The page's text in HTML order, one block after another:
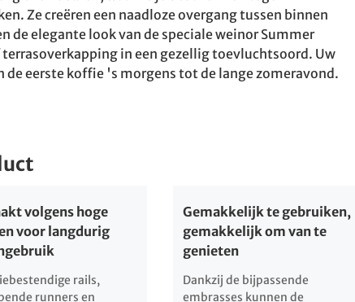
Ze creëren een naadloze overgang tussen binnen
de elegante look van de speciale weinor Summer
in een gezellig toevluchtsoord. Uw
eerste koffie 's morgens tot de lange zomeravond.
volgens hoge
voor langdurig
rails,
runners en
Gemakkelijk te gebruiken,
gemakkelijk om van te
genieten
Dankzij de bijpassende
embrasses kunnen de